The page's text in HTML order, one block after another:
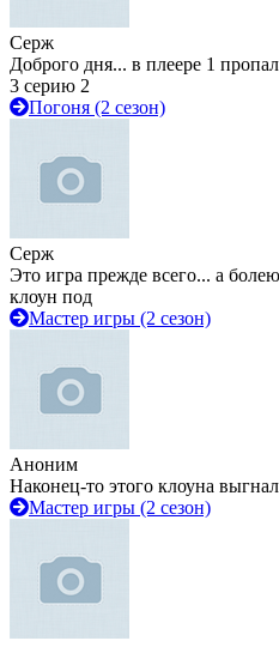
Серж
Доброго дня... в плеере 1
3 серию 2
Погоня (2 сезон)
Серж
Это игра прежде всего... а
клоун под
Мастер игры (2 сезон)
Аноним
Наконец-то этого клоуна
Мастер игры (2 сезон)